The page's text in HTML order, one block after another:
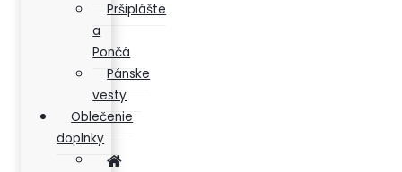
Pršiplášte
a
Pončá
Pánske
vesty
Oblečenie
doplnky